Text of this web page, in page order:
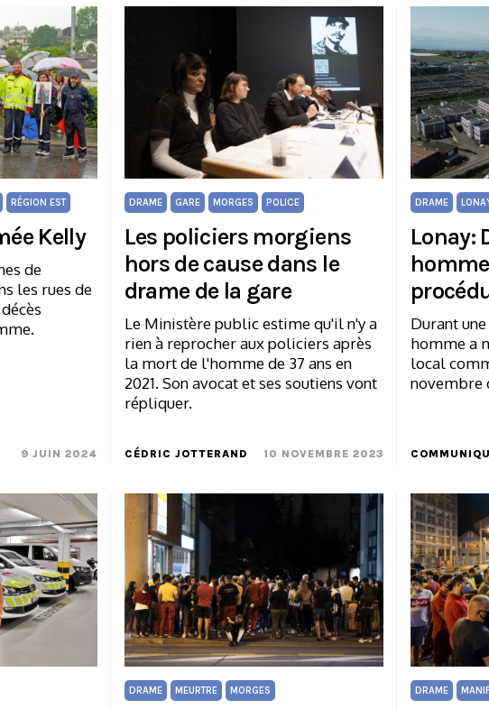
RÉGION EST
Kelly
de
les rues de
9 JUIN 2024
DRAME GARE MORGES POLICE
Les policiers morgiens
hors de cause dans le
drame de la gare
Le Ministère public estime qu'il n'y a
rien à reprocher aux policiers après
la mort de l'homme de 37 ans en
2021. Son avocat et ses soutiens vont
répliquer.
CÉDRIC JOTTERAND 10 NOVEMBRE 2023
DRAME
Lonay:
Durant
homme a
local
novembre
DRAME MEURTRE MORGES DRAME